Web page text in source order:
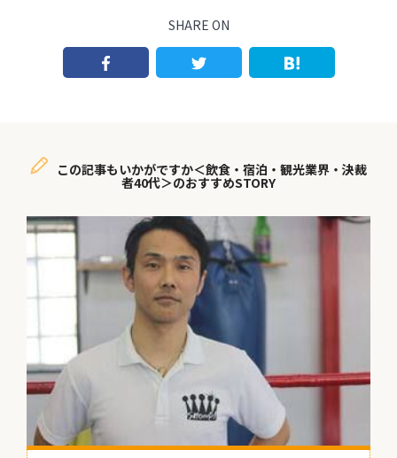
SHARE ON
この記事もいかがですか＜飲食・宿泊・観光業界・決裁
者40代＞のおすすめSTORY